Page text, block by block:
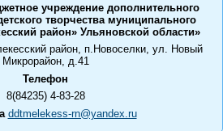
учреждение дополнительного
творчества муниципального
район» Ульяновской области»
район, п.Новоселки, ул. Новый
Микрорайон, д.41
Телефон
8(84235) 4-83-28
ddtmelekess-rn@yandex.ru